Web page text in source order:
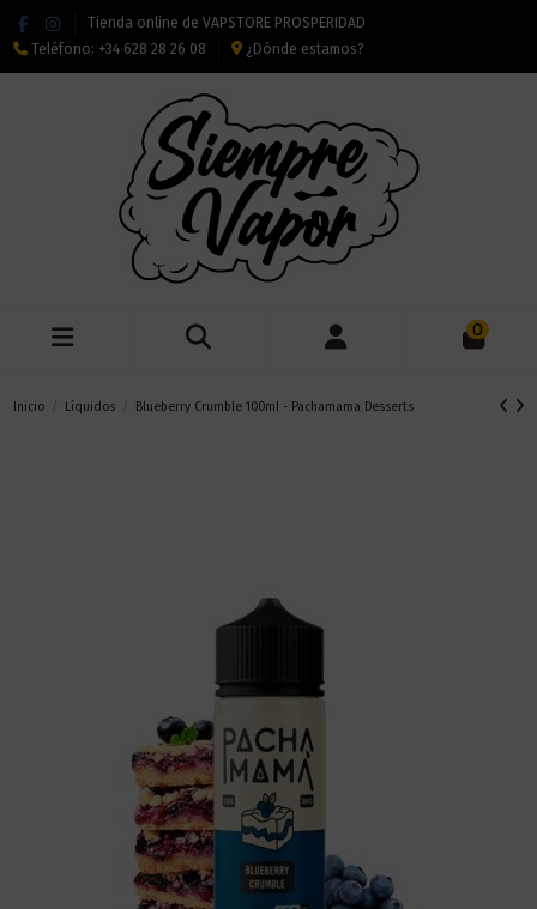
Tienda online de VAPSTORE PROSPERIDAD
Teléfono: +34 628 28 26 08 ¿Dónde estamos?
0
Inicio Líquidos Blueberry Crumble 100ml - Pachamama Desserts